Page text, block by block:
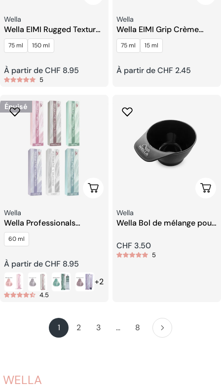
Fournisseur:
Wella
Wella EIMI Rugged Texture
Pâte Mate
75 ml 150 ml
Prix
À partir de CHF 8.95
5
Fournisseur:
Wella
Wella EIMI Grip Crème
Coiffante Flexible
75 ml 15 ml
Prix
À partir de CHF 2.45
Épuisé
Choisissez Les Options
Fournisseur:
Wella
Wella Professionals
Instamatic By Color Touch
Coloration des cheveux
60 ml
Prix
habituel
À partir de CHF 8.95
+2
4.5
Fournisseur:
Wella
Wella Bol de mélange pour
(coiffeur)
Prix
CHF 3.50
5
1 2 3 … 8
WELLA